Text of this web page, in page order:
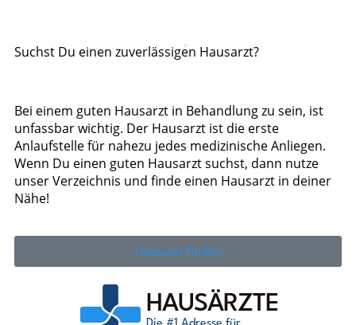
Suchst Du einen zuverlässigen Hausarzt?
Bei einem guten Hausarzt in Behandlung zu sein, ist
unfassbar wichtig. Der Hausarzt ist die erste
Anlaufstelle für nahezu jedes medizinische Anliegen.
Wenn Du einen guten Hausarzt suchst, dann nutze
unser Verzeichnis und finde einen Hausarzt in deiner
Nähe!
Hausarzt finden